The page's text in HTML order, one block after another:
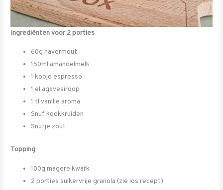
Ingrediënten voor 2 porties
60g havermout
150ml amandelmelk
1 kopje espresso
1 el agavesiroop
1 tl vanille aroma
Snuf koekkruiden
Snufje zout
Topping
100g magere kwark
2 porties suikervrije granola (zie los recept)